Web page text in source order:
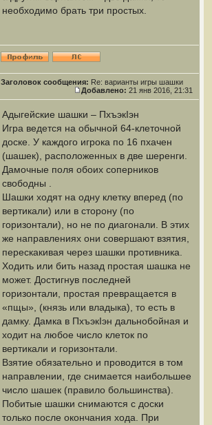
необходимо брать три простых.
Заголовок сообщения: Re: варианты игры шашки
Добавлено: 21 янв 2016, 21:31
Адыгейские шашки – ПхъэкIэн
Игра ведется на обычной 64-клеточной
доске. У каждого игрока по 16 пхачен
(шашек), расположенных в две шеренги.
Дамочные поля обоих соперников
свободны .
Шашки ходят на одну клетку вперед (по
вертикали) или в сторону (по
горизонтали), но не по диагонали. В этих
же направлениях они совершают взятия,
перескакивая через шашки противника.
Ходить или бить назад простая шашка не
может. Достигнув последней
горизонтали, простая превращается в
«пщы», (князь или владыка), то есть в
дамку. Дамка в ПхъэкIэн дальнобойная и
ходит на любое число клеток по
вертикали и горизонтали.
Взятие обязательно и проводится в том
направлении, где снимается наибольшее
число шашек (правило большинства).
Побитые шашки снимаются с доски
только после окончания хода. При